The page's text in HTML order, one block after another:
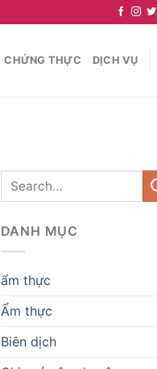
CHỨNG THỰC DỊCH VỤ
DANH MỤC
ẩm thực
Ẩm thực
Biên dịch